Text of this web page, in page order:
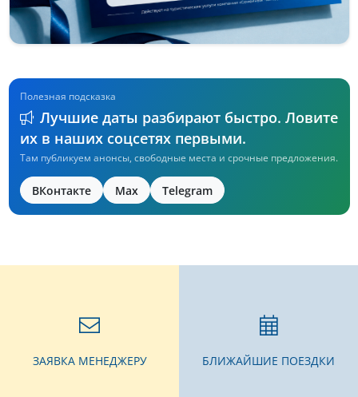
Полезная подсказка
Лучшие даты разбирают быстро. Ловите
их в наших соцсетях первыми.
Там публикуем анонсы, свободные места и срочные предложения.
ВКонтакте Max Telegram
ЗАЯВКА МЕНЕДЖЕРУ БЛИЖАЙШИЕ ПОЕЗДКИ